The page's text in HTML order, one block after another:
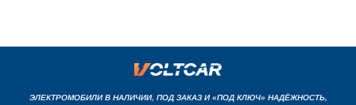
ЭЛЕКТРОМОБИЛИ В НАЛИЧИИ, ПОД ЗАКАЗ И «ПОД КЛЮЧ» НАДЁЖНОСТЬ,